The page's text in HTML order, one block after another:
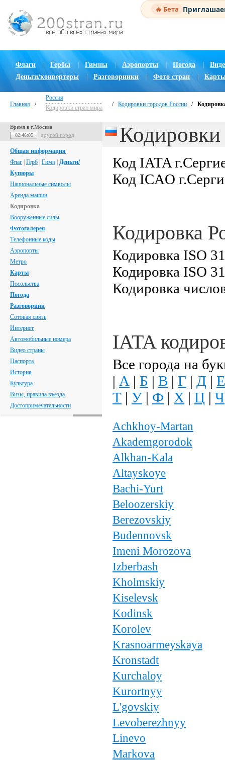
🔥 Бета
Флаги Гербы Гимны | Аэропорты Погода |
Деньги/конвертеры
Разговорники Фото стран
Главная /
Россия
Кодировки стран мира
/ Кодировки городов России /
Время в г.Москва
02:46:06 другой город
Общая информация
Флаг Герб Гимн Деньги/
Купюры
Национальные символы
Аренда машин
Кодировка
Вооруженные силы
Фотогалерея
Телефонные коды
Аэропорты
Метро
Карты
Посольства
Погода
Разговорник
Сотовая связь
Интернет
Автомобильные номера
Видео страны
Паспорта
История
Культура
Визы, правила въезда
Достопримечательности
Код IATA
Код ICAO
Кодировка
Кодировка ISO
Кодировка ISO
Кодировка
IATA
Все города на
| А | Б | В | Г | Д | Е
Т | У | Ф | Х | Ц | Ч
Achkhoy-Martan
Akademgorodok
Alkhan-Kala
Altayskoye
Bachi-Yurt
Beloozerskiy
Berezovskiy
Budennovsk
Imeni Morozova
Izberbash
Kholmskiy
Kiselevsk
Kodinsk
Korolev
Krasnoarmeyskaya
Kronstadt
Kurchaloy
Kurortnyy
L'govskiy
Levoberezhnyy
Linevo
Markova